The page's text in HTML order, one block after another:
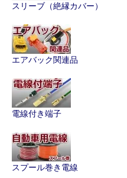
スリーブ（絶縁カバー）
エアバック関連品
電線付き端子
スプール巻き電線